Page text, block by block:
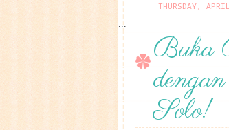
THURSDAY,
...
Buka
Solo!